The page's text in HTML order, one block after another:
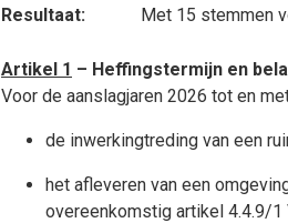
Resultaat:
Met 15 stemmen
Artikel 1 – Heffingstermijn en
Voor de aanslagjaren 2026 tot en
de inwerkingtreding van een
het afleveren van een
overeenkomstig artikel 4.4.9/1